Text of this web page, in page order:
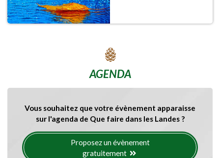
AGENDA
Vous souhaitez que votre évènement apparaisse
sur l'agenda de Que faire dans les Landes ?
Proposez un évènement
gratuitement